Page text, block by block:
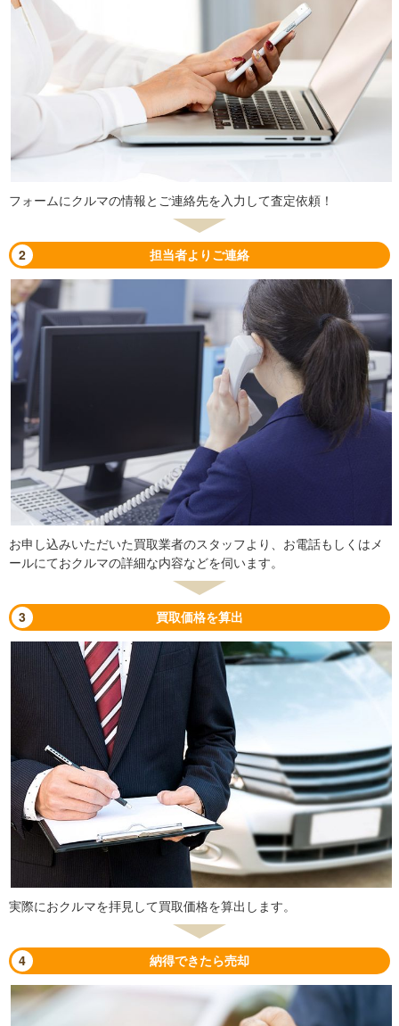
フォームにクルマの情報とご連絡先を入力して査定依頼！
2 担当者よりご連絡
お申し込みいただいた買取業者のスタッフより、お電話もしくはメ
ールにておクルマの詳細な内容などを伺います。
3 買取価格を算出
実際におクルマを拝見して買取価格を算出します。
4 納得できたら売却